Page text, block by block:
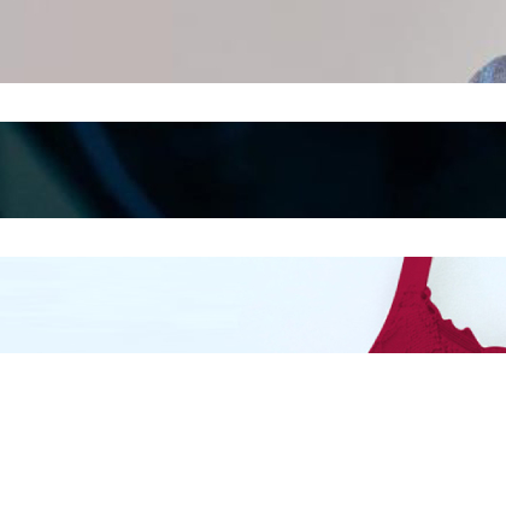
Kepribadian
Mengintip Kepribadian
Wanita Dari Warna Bra